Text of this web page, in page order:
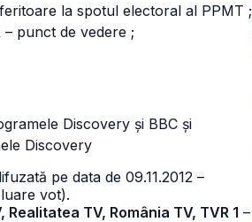
la spotul electoral al PPMT ;
– punct de vedere ;
Discovery și BBC și
Discovery
pe data de 09.11.2012 –
vot).
TV, România TV, TVR 1 –